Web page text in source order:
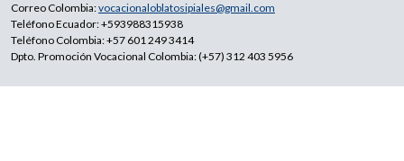
Correo Colombia:vocacionaloblatosipiales@gmail.com
Teléfono Ecuador: +593988315938
Teléfono Colombia: +57 601 249 3414
Dpto. Promoción Vocacional Colombia: (+57) 312 403 5956